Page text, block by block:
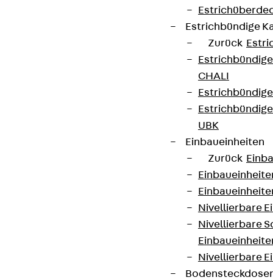
Estrichbündige
Zurück
CHALI
UBK
Einbaueinheiten
Zurück
Nivellierbare
Nivellierbare
Nivellierbare